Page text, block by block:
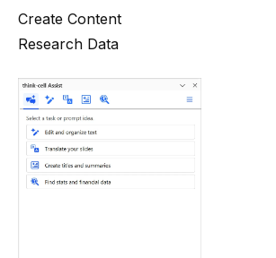
Create Content
Research Data